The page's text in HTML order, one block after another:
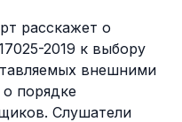
расскажет о
2019 к выбору
внешними
порядке
Слушатели